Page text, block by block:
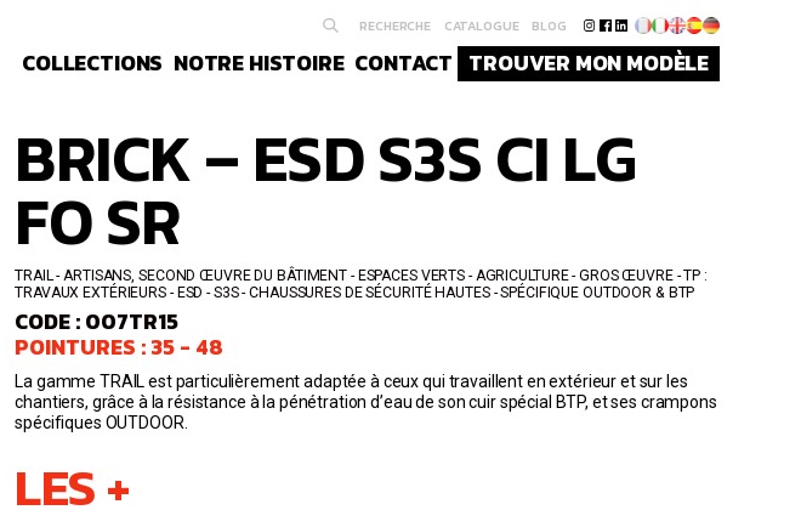
COLLECTIONS NOTRE HISTOIRE CONTACT TROUVER MON MODÈLE
RECHERCHE CATALOGUE BLOG
BRICK – ESD S3S CI LG
FO SR
CODE : 007TR15
POINTURES : 35 - 48
La gamme TRAIL est particulièrement adaptée à ceux qui travaillent en extérieur et sur les
chantiers, grâce à la résistance à la pénétration d’eau de son cuir spécial BTP, et ses crampons
spécifiques OUTDOOR.
LES +
TRAIL
ARTISANS, SECOND ŒUVRE DU BÂTIMENT - ESPACES VERTS - AGRICULTURE - GROS ŒUVRE - TP :
TRAVAUX EXTÉRIEURS
ESD - S3S CHAUSSURES DE SÉCURITÉ HAUTES SPÉCIFIQUE OUTDOOR & BTP